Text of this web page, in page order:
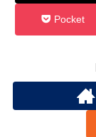
Pocket